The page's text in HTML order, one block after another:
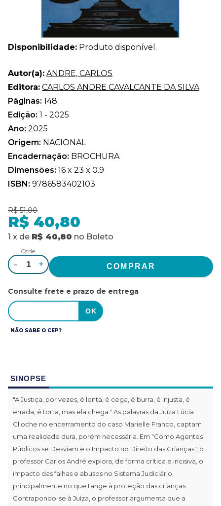
Disponibilidade: Produto disponível.
Autor(a): ANDRE, CARLOS
Editora: CARLOS ANDRE CAVALCANTE DA SILVA
Páginas: 148
Edição: 1 - 2025
Ano: 2025
Origem: NACIONAL
Encadernação: BROCHURA
Dimensões: 16 x 23 x 0.9
ISBN: 9786583402103
R$ 51,00
R$ 40,80
1 x de R$ 40,80 no Boleto
Qtde.
- +
Consulte frete e prazo de entrega
NÃO SABE O CEP?
SINOPSE
"A Justiça, por vezes, é lenta, é cega, é burra, é injusta, é
errada, é torta, mas ela chega." As palavras da Juíza Lúcia
Glioche no encerramento do caso Marielle Franco, captam
uma realidade dura, porém necessária. Em "Como Agentes
Públicos se Desviam e o Impacto no Direito das Crianças", o
professor Carlos André explora, de forma crítica e incisiva, o
impacto das falhas e abusos no Sistema Judiciário,
principalmente no que tange à proteção das crianças.
Contrapondo-se à Juíza, o professor argumenta que a